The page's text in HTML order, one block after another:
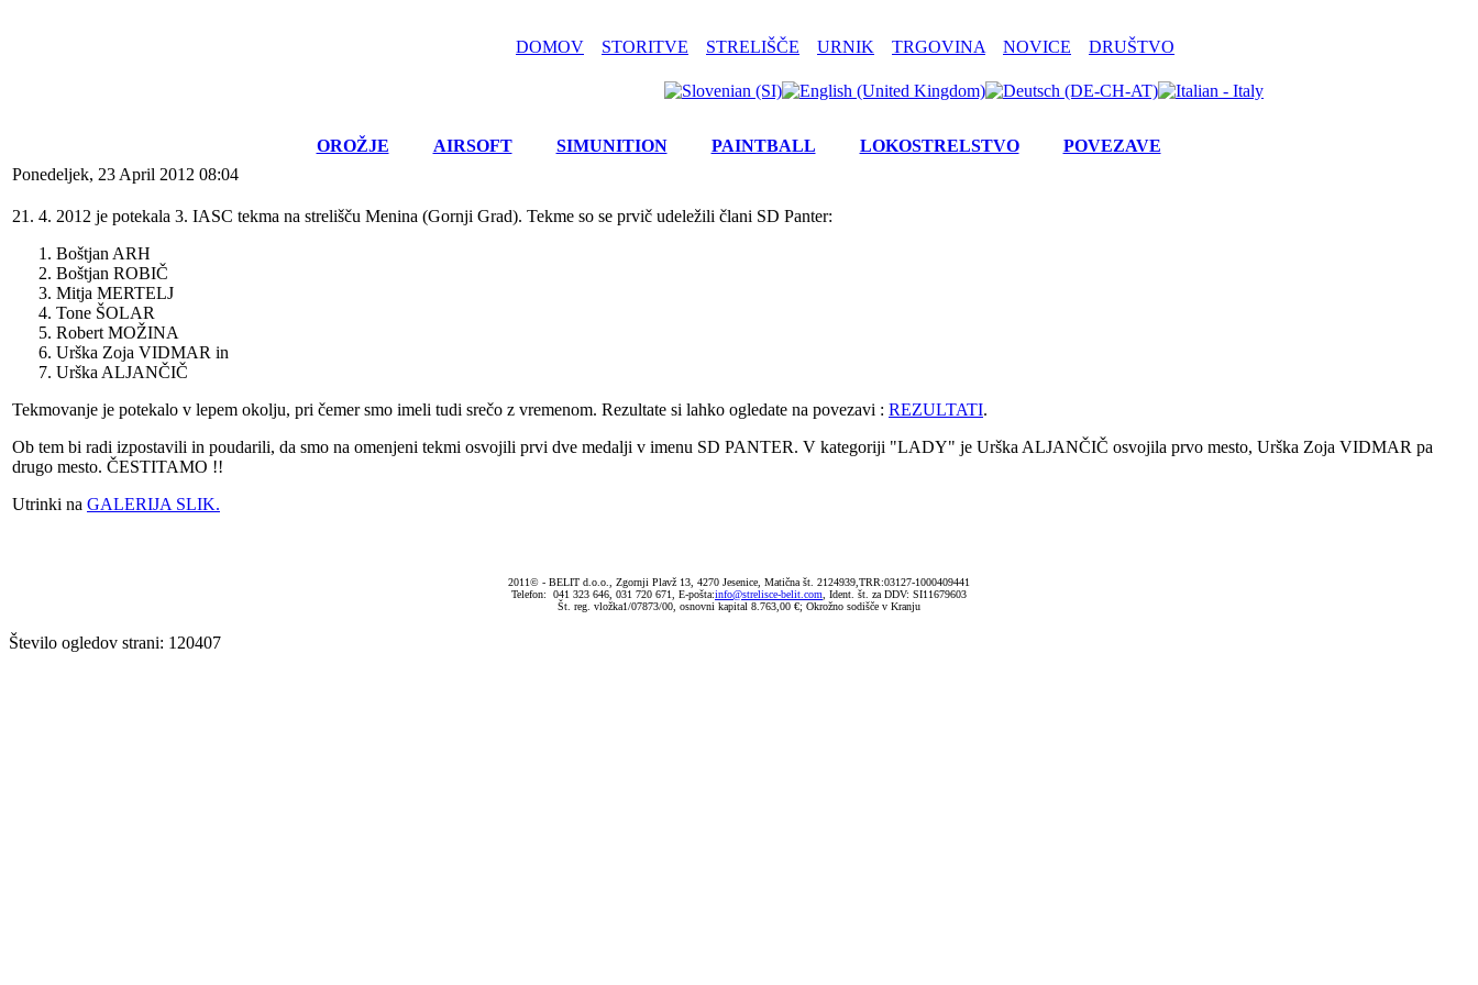
DOMOV STORITVE STRELIŠČE URNIK TRGOVINA NOVICE DRUŠTVO
OROŽJE AIRSOFT SIMUNITION PAINTBALL LOKOSTRELSTVO
POVEZAVE
Ponedeljek, 23 April 2012 08:04
21. 4. 2012 je potekala 3. IASC tekma na strelišču Menina (Gornji Grad). Tekme so se prvič udeležili člani SD Panter:
Boštjan ARH
Boštjan ROBIČ
Mitja MERTELJ
Tone ŠOLAR
Robert MOŽINA
Urška Zoja VIDMAR in
Urška ALJANČIČ
Tekmovanje je potekalo v lepem okolju, pri čemer smo imeli tudi srečo z vremenom. Rezultate si lahko ogledate na povezavi : REZULTATI.
Ob tem bi radi izpostavili in poudarili, da smo na omenjeni tekmi osvojili prvi dve medalji v imenu SD PANTER. V kategoriji "LADY" je Urška ALJANČIČ osvojila prvo mesto, Urška Zoja VIDMAR pa
drugo mesto. ČESTITAMO !!
Utrinki na GALERIJA SLIK.
2011© - BELIT d.o.o., Zgornji Plavž 13, 4270 Jesenice, Matična št. 2124939,TRR:03127-1000409441
Telefon: 041 323 646, 031 720 671, E-pošta:info@strelisce-belit.com , Ident. št. za DDV: SI11679603
Št. reg. vložka1/07873/00, osnovni kapital 8.763,00 €; Okrožno sodišče v Kranju
Število ogledov strani: 120407